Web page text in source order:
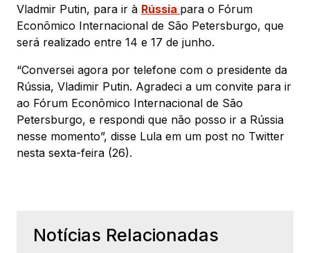
Vladmir Putin, para ir à Rússia para o Fórum
Econômico Internacional de São Petersburgo, que
será realizado entre 14 e 17 de junho.
“Conversei agora por telefone com o presidente da
Rússia, Vladimir Putin. Agradeci a um convite para ir
ao Fórum Econômico Internacional de São
Petersburgo, e respondi que não posso ir a Rússia
nesse momento”, disse Lula em um post no Twitter
nesta sexta-feira (26).
Notícias Relacionadas